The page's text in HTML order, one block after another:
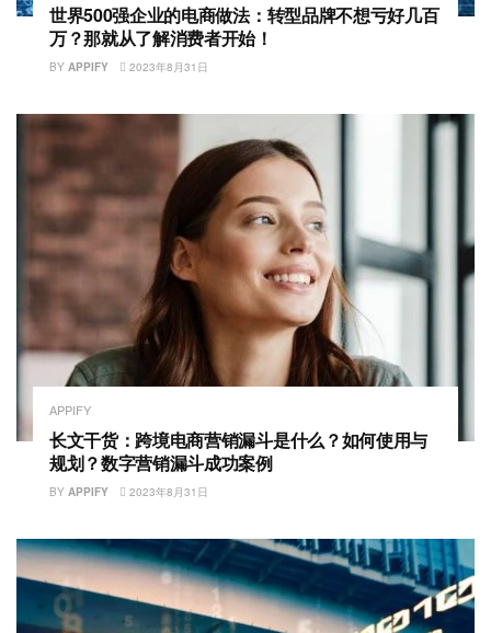
世界500强企业的电商做法：转型品牌不想亏好几百
万？那就从了解消费者开始！
BY APPIFY 2023年8月31日
APPIFY
长文干货：跨境电商营销漏斗是什么？如何使用与
规划？数字营销漏斗成功案例
BY APPIFY 2023年8月31日